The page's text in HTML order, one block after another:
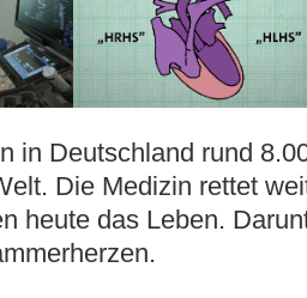
in Deutschland rund
Die Medizin rettet
heute das Leben.